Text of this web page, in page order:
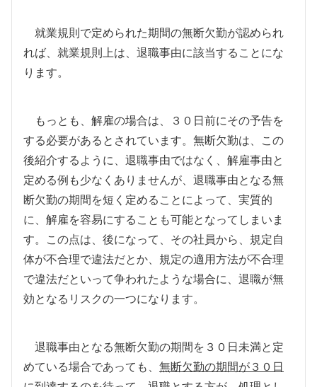
就業規則で定められた期間の無断欠勤が認められ
れば、就業規則上は、退職事由に該当することにな
ります。
もっとも、解雇の場合は、３０日前にその予告を
する必要があるとされています。無断欠勤は、この
後紹介するように、退職事由ではなく、解雇事由と
定める例も少なくありませんが、退職事由となる無
断欠勤の期間を短く定めることによって、実質的
に、解雇を容易にすることも可能となってしまいま
す。この点は、後になって、その社員から、規定自
体が不合理で違法だとか、規定の適用方法が不合理
で違法だといって争われたような場合に、退職が無
効となるリスクの一つになります。
退職事由となる無断欠勤の期間を３０日未満と定
めている場合であっても、 無断欠勤の期間が３０日